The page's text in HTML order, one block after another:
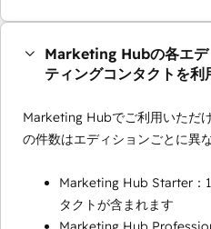
Marketing Hubの各エデ
ティングコンタクトを利
Marketing Hubでご利用いただ
の件数はエディションごとに異な
Marketing Hub Starter：
タクトが含まれます